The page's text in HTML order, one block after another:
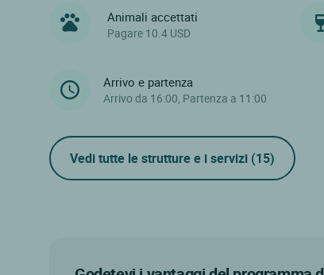
Animali accettati
Pagare 10.4 USD
Arrivo e partenza
Arrivo da 16:00, Partenza a 11:00
Vedi tutte le strutture e i servizi (15)